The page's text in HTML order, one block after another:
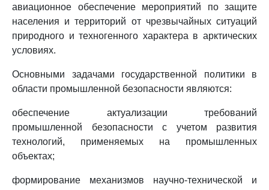
авиационное обеспечение мероприятий по защите
населения и территорий от чрезвычайных ситуаций
природного и техногенного характера в арктических
условиях.
Основными задачами государственной политики в
области промышленной безопасности являются:
обеспечение актуализации требований
промышленной безопасности с учетом развития
технологий, применяемых на промышленных
объектах;
формирование механизмов научно-технической и